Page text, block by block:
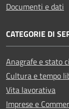
Documenti e dati
CATEGORIE DI
Anagrafe e stato
Cultura e tempo
Vita lavorativa
Imprese e